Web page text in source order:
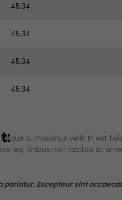
45.34
45.34
45.34
45.34
a, maximus velit. In est
leo, finibus non facilisis sit
Excepteur sint